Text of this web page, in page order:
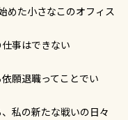
めた小さなこのオフィス
事はできない
願退職ってことでい
私の新たな戦いの日々